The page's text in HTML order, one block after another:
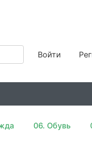
Войти
06. Обувь